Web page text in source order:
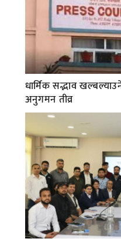
धार्मिक सद्भाव
अनुगमन तीव्र